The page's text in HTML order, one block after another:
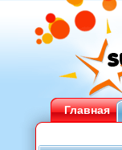
Главная